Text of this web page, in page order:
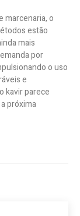
marcenaria, o
estão
mais
por
o uso
e
kavir parece
próxima